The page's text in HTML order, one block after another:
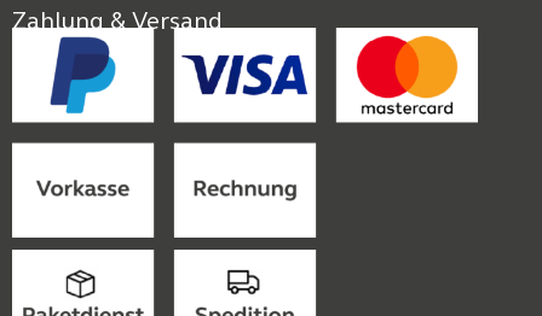
Zahlung & Versand